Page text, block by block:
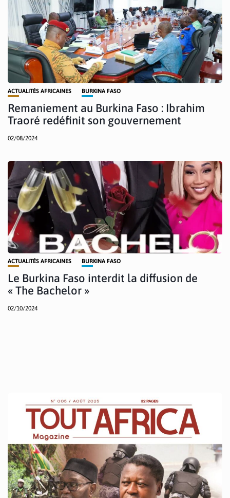
ACTUALITÉS AFRICAINES BURKINA FASO
Remaniement au Burkina Faso : Ibrahim
Traoré redéfinit son gouvernement
02/08/2024
ACTUALITÉS AFRICAINES BURKINA FASO
Le Burkina Faso interdit la diffusion de
« The Bachelor »
02/10/2024